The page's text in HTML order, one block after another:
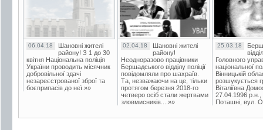
06.04.18
Шановні жителі
району! З 1 до 30
квітня Національна поліція
України проводить місячник
добровільної здачі
незареєстрованої зброї та
боєприпасів до неї.»»
02.04.18
Шановні жителі
району!
Неодноразово працівники
Бершадського відділу поліції
повідомляли про шахраїв.
Та, незважаючи на це, тільки
протягом березня 2018-го
четверо осіб стали жертвами
зловмисників....»»
25.03.18
Головного
національної
Вінницькій
розшукується
Віталіївна
27.04.1996 р.н.,
Поташні, вул.